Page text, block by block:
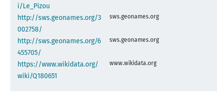
i/Le_Pizou
http://sws.geonames.org/3
002758/
sws.geonames.org
http://sws.geonames.org/6
455705/
sws.geonames.org
https://www.wikidata.org/
wiki/Q180651
www.wikidata.org